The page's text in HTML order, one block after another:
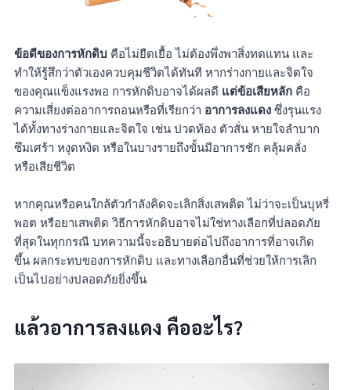
ข้อดีของการหักดิบ คือไม่ยืดเยื้อ ไม่ต้องพึ่งพาสิ่งทดแทน และ
ทำให้รู้สึกว่าตัวเองควบคุมชีวิตได้ทันที หากร่างกายและจิตใจ
ของคุณแข็งแรงพอ การหักดิบอาจได้ผลดี แต่ข้อเสียหลัก คือ
ความเสี่ยงต่ออาการถอนหรือที่เรียกว่า อาการลงแดง ซึ่งรุนแรง
ได้ทั้งทางร่างกายและจิตใจ เช่น ปวดท้อง ตัวสั่น หายใจลำบาก
ซึมเศร้า หงุดหงิด หรือในบางรายถึงขั้นมีอาการชัก คลุ้มคลั่ง
หรือเสียชีวิต
หากคุณหรือคนใกล้ตัวกำลังคิดจะเลิกสิ่งเสพติด ไม่ว่าจะเป็นบุหรี่
พอต หรือยาเสพติด วิธีการหักดิบอาจไม่ใช่ทางเลือกที่ปลอดภัย
ที่สุดในทุกกรณี บทความนี้จะอธิบายต่อไปถึงอาการที่อาจเกิด
ขึ้น ผลกระทบของการหักดิบ และทางเลือกอื่นที่ช่วยให้การเลิก
เป็นไปอย่างปลอดภัยยิ่งขึ้น
แล้วอาการลงแดง คืออะไร?